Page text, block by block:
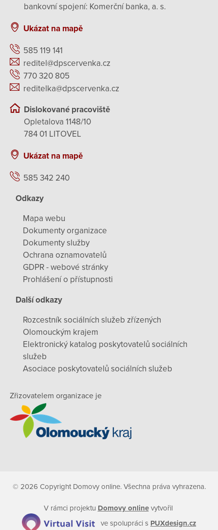
bankovní spojení: Komerční banka, a. s.
Ukázat na mapě
585 119 141
reditel@dpscervenka.cz
770 320 805
reditelka@dpscervenka.cz
Dislokované pracoviště
Opletalova 1148/10
784 01 LITOVEL
Ukázat na mapě
585 342 240
Odkazy
Mapa webu
Dokumenty organizace
Dokumenty služby
Ochrana oznamovatelů
GDPR - webové stránky
Prohlášení o přístupnosti
Další odkazy
Rozcestník sociálních služeb zřízených
Olomouckým krajem
Elektronický katalog poskytovatelů sociálních
služeb
Asociace poskytovatelů sociálních služeb
Zřizovatelem organizace je
© 2026 Copyright Domovy online. Všechna práva vyhrazena.
V rámci projektu Domovy onlinevytvořil
ve spolupráci s PUXdesign.cz